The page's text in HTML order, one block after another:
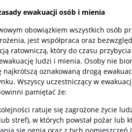
ewakuacji osób i mienia
obowiązkiem wszystkich osób
jest współpraca oraz
ratowniczą, który do czasu
ludzi i mienia. Osoby nie
najkrótszą oznakowaną drogą
Wszyscy uczestniczący w
pamiętać że:
ratuje się zagrożone życie
stref), w których powstał pożar lub
się ognia oraz z tych